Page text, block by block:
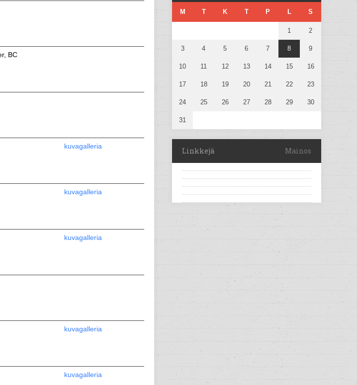
BC
kuvagalleria
kuvagalleria
kuvagalleria
kuvagalleria
kuvagalleria
M T K T P L S
1 2
3 4 5 6 7 8 9
10 11 12 13 14 15 16
17 18 19 20 21 22 23
24 25 26 27 28 29 30
31
Linkkejä Mainos